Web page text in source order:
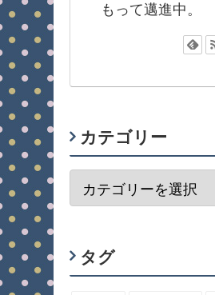
もって邁進中。
カテゴリー
タグ